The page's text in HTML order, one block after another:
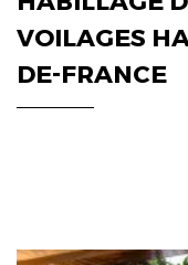
VOILAGES
DE-FRANCE